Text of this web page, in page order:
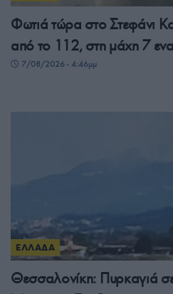
Φωτιά τώρα στο Στεφάνι
από το 112, στη μάχη 7
7/08/2026 - 4:46μμ
ΕΛΛΑΔΑ
Θεσσαλονίκη: Πυρκαγιά